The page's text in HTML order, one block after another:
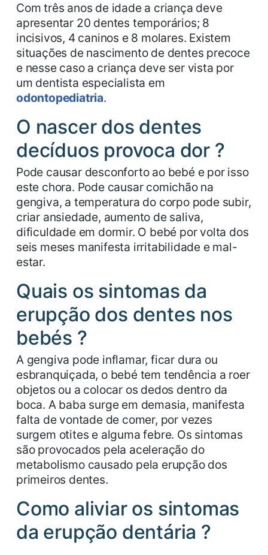
Com três anos de idade a criança deve
apresentar 20 dentes temporários; 8
incisivos, 4 caninos e 8 molares. Existem
situações de nascimento de dentes precoce
e nesse caso a criança deve ser vista por
um dentista especialista em
odontopediatria.
O nascer dos dentes
decíduos provoca dor ?
Pode causar desconforto ao bebé e por isso
este chora. Pode causar comichão na
gengiva, a temperatura do corpo pode subir,
criar ansiedade, aumento de saliva,
dificuldade em dormir. O bebé por volta dos
seis meses manifesta irritabilidade e mal-
estar.
Quais os sintomas da
erupção dos dentes nos
bebés ?
A gengiva pode inflamar, ficar dura ou
esbranquiçada, o bebé tem tendência a roer
objetos ou a colocar os dedos dentro da
boca. A baba surge em demasia, manifesta
falta de vontade de comer, por vezes
surgem otites e alguma febre. Os sintomas
são provocados pela aceleração do
metabolismo causado pela erupção dos
primeiros dentes.
Como aliviar os sintomas
da erupção dentária ?